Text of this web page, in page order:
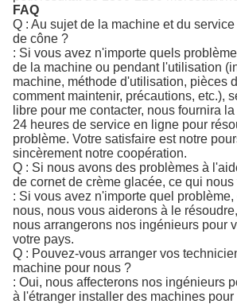
FAQ
Q : Au sujet de la machine et du
de cône ?
: Si vous avez n'importe quels
de la machine ou pendant l'utilisation
machine, méthode d'utilisation, pièces
comment maintenir, précautions, etc.),
libre pour me contacter, nous fournira
24 heures de service en ligne pour
problème. Votre satisfaire est notre
sincèrement notre coopération.
Q : Si nous avons des problèmes à
de cornet de crème glacée, ce qui nous
: Si vous avez n'importe quel
nous, nous vous aiderons à le
nous arrangerons nos ingénieurs pour
votre pays.
Q : Pouvez-vous arranger vos
machine pour nous ?
: Oui, nous affecterons nos ingénieurs
à l'étranger installer des machines